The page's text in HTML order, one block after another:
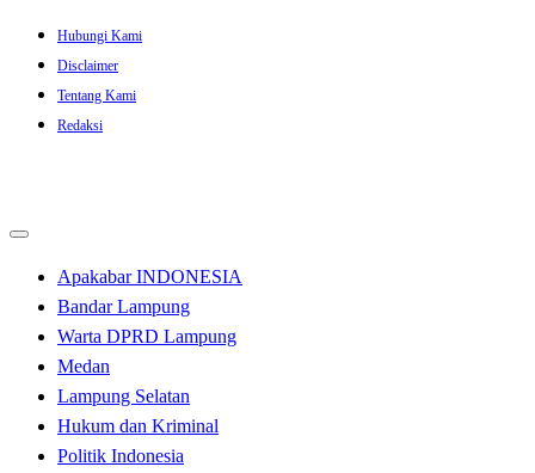
Skip
content
Hubungi Kami
Disclaimer
Tentang Kami
Redaksi
Apakabar INDONESIA
Bandar Lampung
Warta DPRD Lampung
Medan
Lampung Selatan
Hukum dan Kriminal
Politik Indonesia